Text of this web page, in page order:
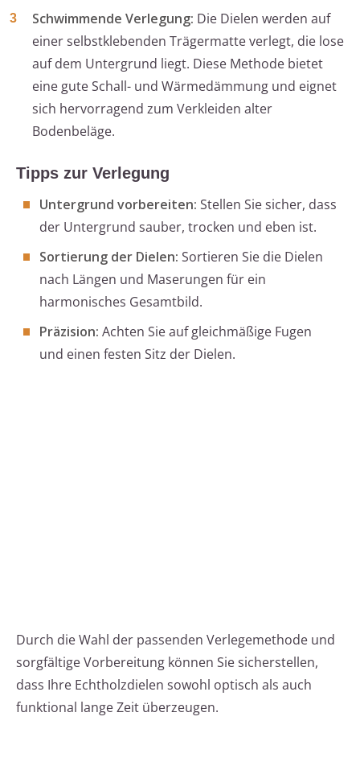
Schwimmende Verlegung: Die Dielen werden auf
einer selbstklebenden Trägermatte verlegt, die lose
auf dem Untergrund liegt. Diese Methode bietet
eine gute Schall- und Wärmedämmung und eignet
sich hervorragend zum Verkleiden alter
Bodenbeläge.
Tipps zur Verlegung
Untergrund vorbereiten: Stellen Sie sicher, dass
der Untergrund sauber, trocken und eben ist.
Sortierung der Dielen: Sortieren Sie die Dielen
nach Längen und Maserungen für ein
harmonisches Gesamtbild.
Präzision: Achten Sie auf gleichmäßige Fugen
und einen festen Sitz der Dielen.
Durch die Wahl der passenden Verlegemethode und
sorgfältige Vorbereitung können Sie sicherstellen,
dass Ihre Echtholzdielen sowohl optisch als auch
funktional lange Zeit überzeugen.